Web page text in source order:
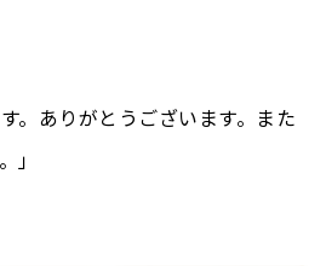
。ありがとうございます。また
」